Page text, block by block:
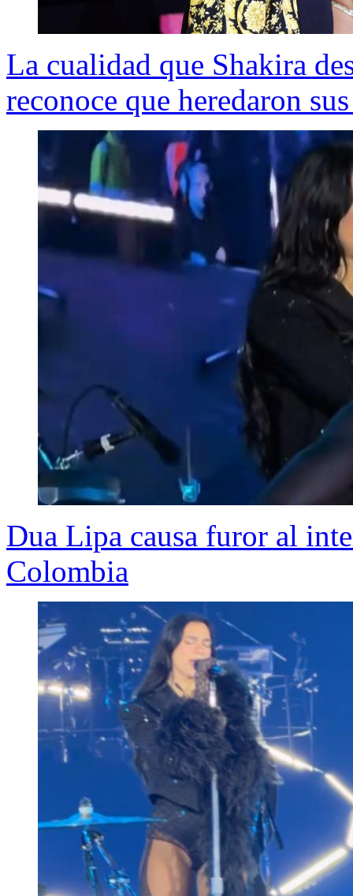
La cualidad que Shakira
reconoce que heredaron
Dua Lipa causa furor al
Colombia